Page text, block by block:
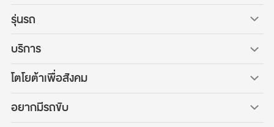
รุ่นรถ
บริการ
โตโยต้าเพื่อสังคม
อยากมีรถขับ